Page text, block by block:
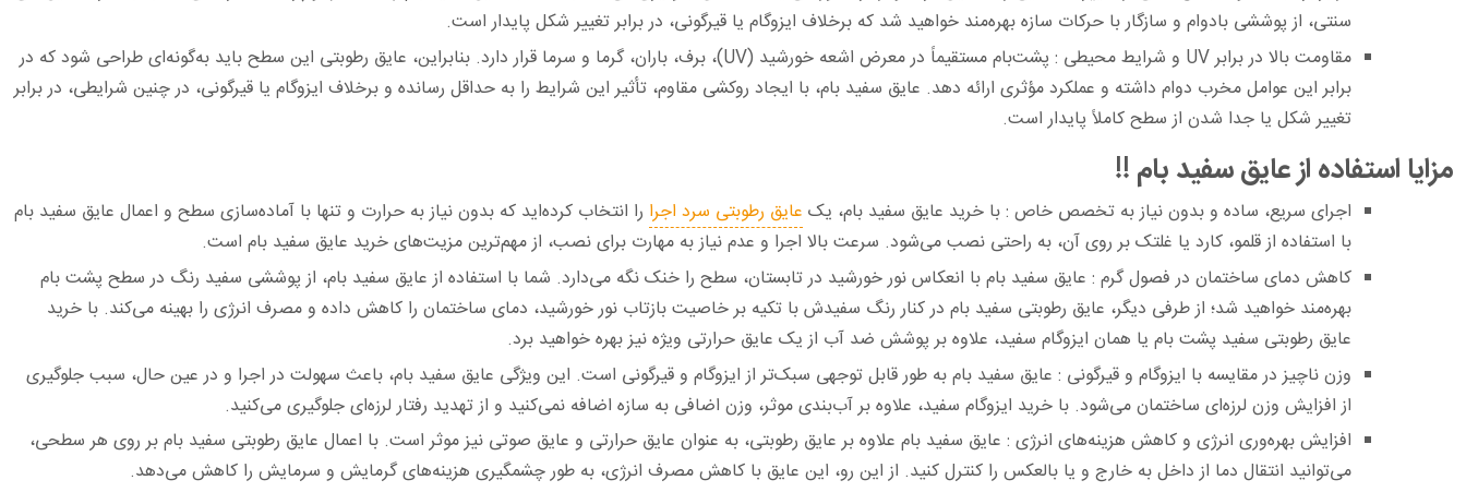
سنتی، از پوششی بادوام و سازگار با حرکات سازه ‏بهره‌مند خواهید شد که برخلاف ایزوگام یا قیرگونی، در برابر تغییر شکل پایدار است.‏
مقاومت بالا در برابر ‏UV‏ و شرایط محیطی :
پشت‌بام مستقیماً در معرض اشعه خورشید (‏UV)‎، برف، باران، گرما و سرما قرار دارد. بنابراین، عایق ‏رطوبتی این سطح باید به‌گونه‌ای طراحی شود که در
برابر این عوامل مخرب دوام داشته و عملکرد مؤثری ارائه دهد. عایق سفید بام، با ایجاد روکشی ‏مقاوم، تأثیر این شرایط را به حداقل رسانده و برخلاف ایزوگام یا قیرگونی، در چنین شرایطی، در برابر
تغییر شکل یا جدا شدن از سطح کاملاً پایدار ‏است.‏
مزایا استفاده از عایق سفید بام !!‏
اجرای سریع، ساده و بدون نیاز به تخصص خاص :با خرید عایق سفید بام، یک عایق رطوبتی سرد اجرا را انتخاب کرده‌اید که بدون نیاز به حرارت و ‏تنها با آماده‌سازی سطح و اعمال عایق سفید بام
با استفاده از قلمو، کارد یا غلتک بر روی آن، به راحتی نصب می‌شود. سرعت بالا اجرا و عدم نیاز ‏به مهارت برای نصب، از مهم‌ترین مزیت‌های خرید عایق سفید بام است.‏
کاهش دمای ساختمان در فصول گرم :عایق سفید بام با انعکاس نور خورشید در تابستان، سطح را خنک نگه می‌دارد. شما با استفاده از عایق سفید ‏بام، از پوششی سفید رنگ در سطح پشت بام
بهره‌مند خواهید شد؛ از طرفی دیگر، عایق رطوبتی سفید بام در کنار رنگ سفیدش با تکیه بر خاصیت ‏بازتاب نور خورشید، دمای ساختمان را کاهش داده و مصرف انرژی را بهینه می‌کند. با خرید
عایق رطوبتی سفید پشت بام یا همان ایزوگام سفید، ‏علاوه بر پوشش ضد آب از یک عایق حرارتی ویژه نیز بهره‌ خواهید برد. ‏
وزن ناچیز در مقایسه با ایزوگام و قیرگونی :عایق سفید بام به طور قابل توجهی سبک‌تر از ایزوگام و قیرگونی است. این ویژگی عایق سفید بام، باعث ‏سهولت در اجرا و در عین حال، سبب جلوگیری
از افزایش وزن لرزه‌ای ساختمان می‌شود. با خرید ایزوگام سفید، علاوه بر آب‌بندی موثر، وزن ‏اضافی به سازه اضافه نمی‌کنید و از تهدید رفتار لرزه‌ای جلوگیری می‌کنید.‏
افزایش بهره‌وری انرژی و کاهش هزینه‌های انرژی :عایق سفید بام علاوه بر عایق رطوبتی، به عنوان عایق حرارتی و عایق صوتی نیز موثر است. با اعمال ‏عایق رطوبتی سفید بام بر روی هر سطحی،
می‌توانید انتقال دما از داخل به خارج و یا بالعکس را کنترل کنید. از این رو، این عایق با کاهش مصرف ‏انرژی، به طور چشمگیری هزینه‌های گرمایش و سرمایش را کاهش می‌دهد. ‏